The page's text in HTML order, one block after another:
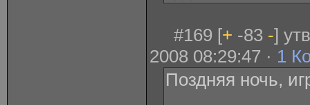
#169 [+ -83 -]
2008 08:29:47 · 1
Поздняя ночь,